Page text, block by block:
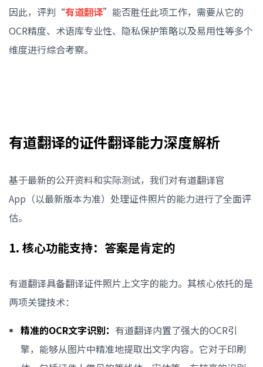
因此，评判“有道翻译”能否胜任此项工作，需要从它的
OCR精度、术语库专业性、隐私保护策略以及易用性等多个
维度进行综合考察。
有道翻译的证件翻译能力深度解析
基于最新的公开资料和实际测试，我们对有道翻译官
App（以最新版本为准）处理证件照片的能力进行了全面评
估。
1. 核心功能支持：答案是肯定的
有道翻译具备翻译证件照片上文字的能力。其核心依托的是
两项关键技术：
精准的OCR文字识别： 有道翻译内置了强大的OCR引
擎，能够从图片中精准地提取出文字内容。它对于印刷